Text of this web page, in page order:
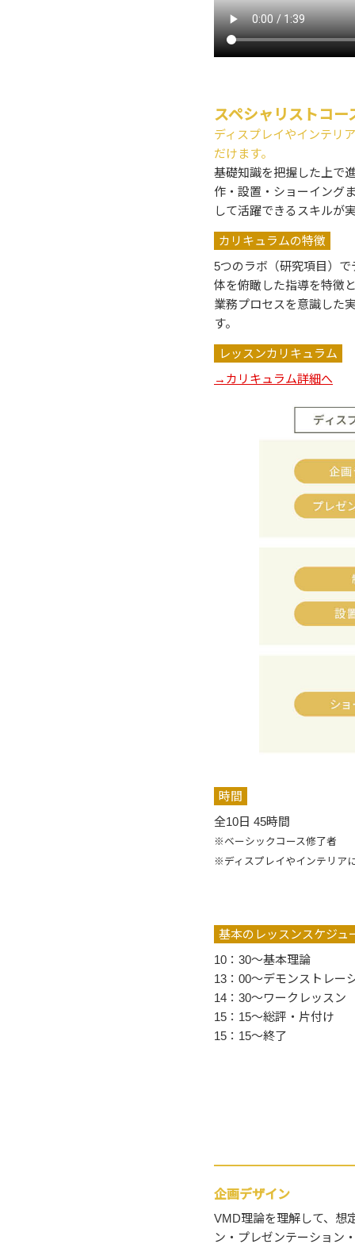
スペシャリストコ
ディスプレイやインテリ
だけます。
基礎知識を把握した上で
作・設置・ショーイング
して活躍できるスキルが
カリキュラムの特徴
5つのラボ（研究項目）
体を俯瞰した指導を特徴
業務プロセスを意識した
す。
レッスンカリキュラム
→カリキュラム詳細へ
時間
全10日 45時間
※ベーシックコース修了者
※ディスプレイやインテリア
基本のレッスンスケジュ
10：30〜基本理論
13：00〜デモンストレー
14：30〜ワークレッスン
15：15〜総評・片付け
15：15〜終了
企画デザイン
VMD理論を理解して、想
ン・プレゼンテーション